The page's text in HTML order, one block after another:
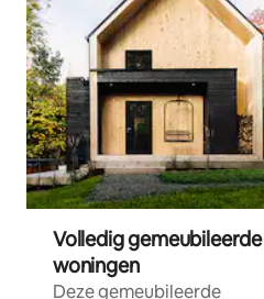
Volledig gemeubileerde
woningen
Deze gemeubileerde